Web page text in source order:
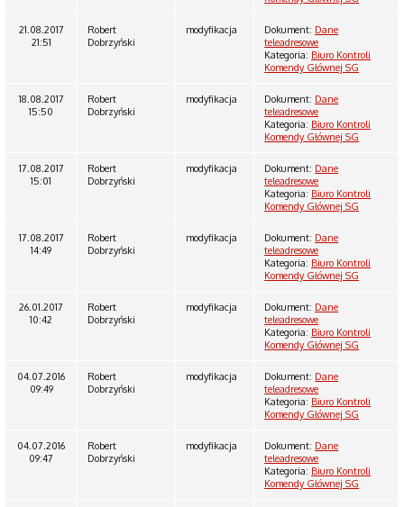
21.08.2017
21:51
Robert
Dobrzyński
modyfikacja Dokument: Dane
teleadresowe
Kategoria: Biuro Kontroli
Komendy Głównej SG
18.08.2017
15:50
Robert
Dobrzyński
modyfikacja Dokument: Dane
teleadresowe
Kategoria: Biuro Kontroli
Komendy Głównej SG
17.08.2017
15:01
Robert
Dobrzyński
modyfikacja Dokument: Dane
teleadresowe
Kategoria: Biuro Kontroli
Komendy Głównej SG
17.08.2017
14:49
Robert
Dobrzyński
modyfikacja Dokument: Dane
teleadresowe
Kategoria: Biuro Kontroli
Komendy Głównej SG
26.01.2017
10:42
Robert
Dobrzyński
modyfikacja Dokument: Dane
teleadresowe
Kategoria: Biuro Kontroli
Komendy Głównej SG
04.07.2016
09:49
Robert
Dobrzyński
modyfikacja Dokument: Dane
teleadresowe
Kategoria: Biuro Kontroli
Komendy Głównej SG
04.07.2016
09:47
Robert
Dobrzyński
modyfikacja Dokument: Dane
teleadresowe
Kategoria: Biuro Kontroli
Komendy Głównej SG